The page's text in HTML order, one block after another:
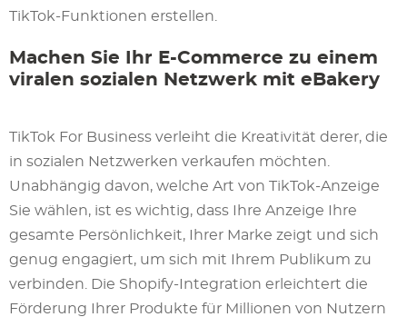
TikTok-Funktionen erstellen.
Machen Sie Ihr E-Commerce zu einem
viralen sozialen Netzwerk mit eBakery
TikTok For Business verleiht die Kreativität derer, die
in sozialen Netzwerken verkaufen möchten.
Unabhängig davon, welche Art von TikTok-Anzeige
Sie wählen, ist es wichtig, dass Ihre Anzeige Ihre
gesamte Persönlichkeit, Ihrer Marke zeigt und sich
genug engagiert, um sich mit Ihrem Publikum zu
verbinden. Die Shopify-Integration erleichtert die
Förderung Ihrer Produkte für Millionen von Nutzern